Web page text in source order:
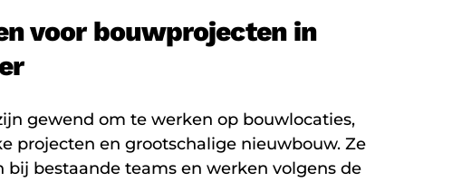
voor bouwprojecten in
gewend om te werken op bouwlocaties,
projecten en grootschalige nieuwbouw. Ze
bij bestaande teams en werken volgens de